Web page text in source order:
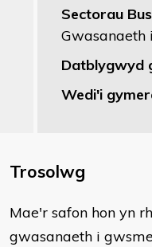
Sectorau
Gwasanaeth
Datblygwyd
Wedi'i
Trosolwg
Mae'r safon hon yn
gwasanaeth i